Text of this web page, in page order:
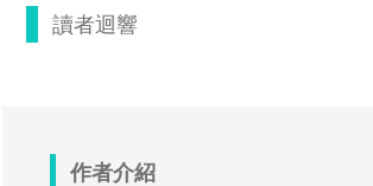
讀者迴響
作者介紹